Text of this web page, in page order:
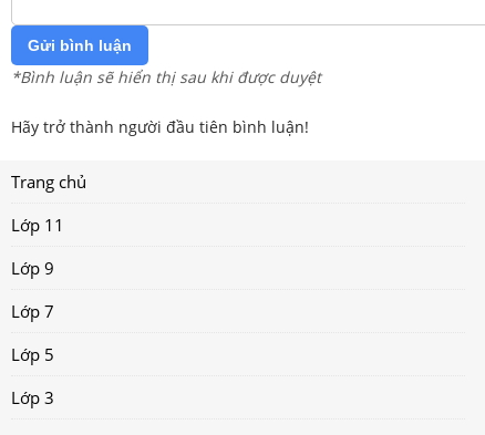
Gửi bình luận
*Bình luận sẽ hiển thị sau khi được duyệt
Hãy trở thành người đầu tiên bình luận!
Trang chủ
Lớp 11
Lớp 9
Lớp 7
Lớp 5
Lớp 3